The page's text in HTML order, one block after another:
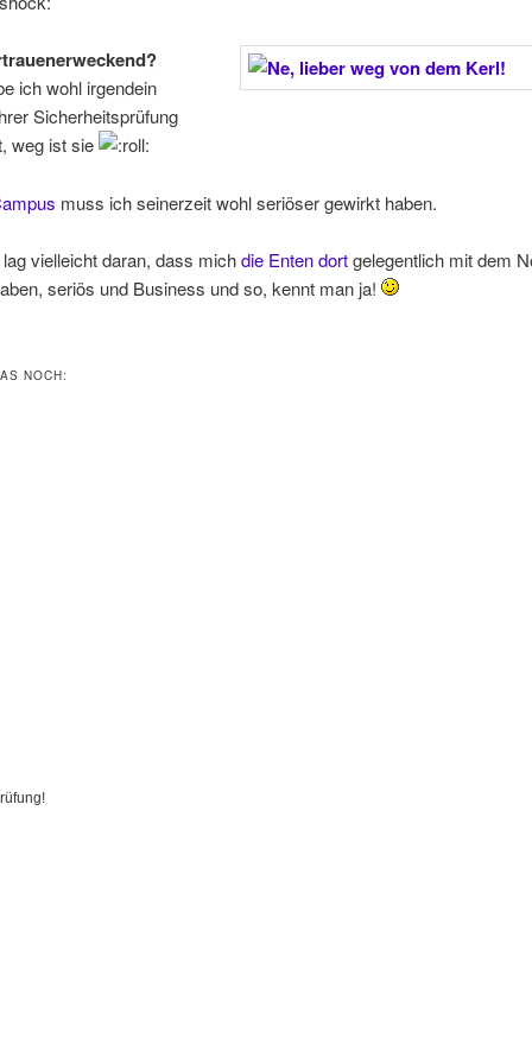
ich wohl irgendein
Sicherheitsprüfung
weg ist sie
muss ich seinerzeit wohl seriöser gewirkt haben.
vielleicht daran, dass michdie Enten dortgelegentlich mit dem
seriös und Business und so, kennt man ja!
NOCH: